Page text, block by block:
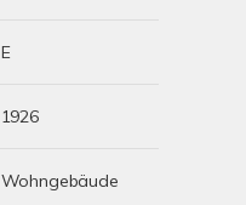
E
1926
Wohngebäude